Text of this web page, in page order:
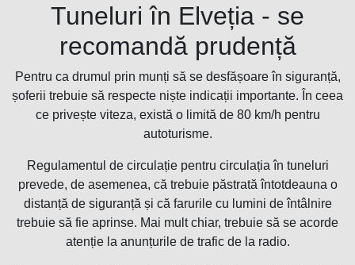
Tuneluri în Elveția - se
recomandă prudență
Pentru ca drumul prin munți să se desfășoare în siguranță,
șoferii trebuie să respecte niște indicații importante. În ceea
ce privește viteza, există o limită de 80 km/h pentru
autoturisme.
Regulamentul de circulație pentru circulația în tuneluri
prevede, de asemenea, că trebuie păstrată întotdeauna o
distanță de siguranță și că farurile cu lumini de întâlnire
trebuie să fie aprinse. Mai mult chiar, trebuie să se acorde
atenție la anunțurile de trafic de la radio.